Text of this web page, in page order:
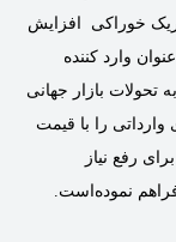
خوراکی افزایش
وارد کننده
تحولات بازار جهانی
وارداتی را با قیمت
رفع نیاز
نموده‌است.